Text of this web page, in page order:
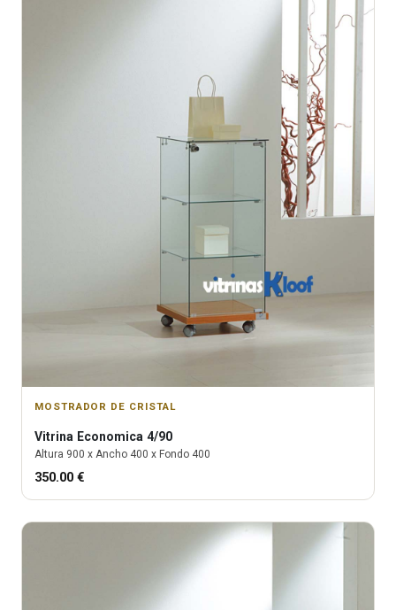
MOSTRADOR DE CRISTAL
Vitrina Economica 4/90
Altura 900 x Ancho 400 x Fondo 400
350.00 €